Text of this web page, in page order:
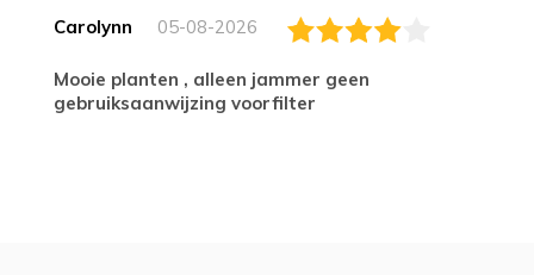
Carolynn 05-08-2026
Mooie planten , alleen jammer geen
gebruiksaanwijzing voorfilter